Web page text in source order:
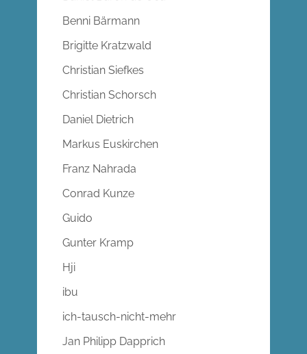
Benni Bärmann
Brigitte Kratzwald
Christian Siefkes
Christian Schorsch
Daniel Dietrich
Markus Euskirchen
Franz Nahrada
Conrad Kunze
Guido
Gunter Kramp
Hji
ibu
ich-tausch-nicht-mehr
Jan Philipp Dapprich